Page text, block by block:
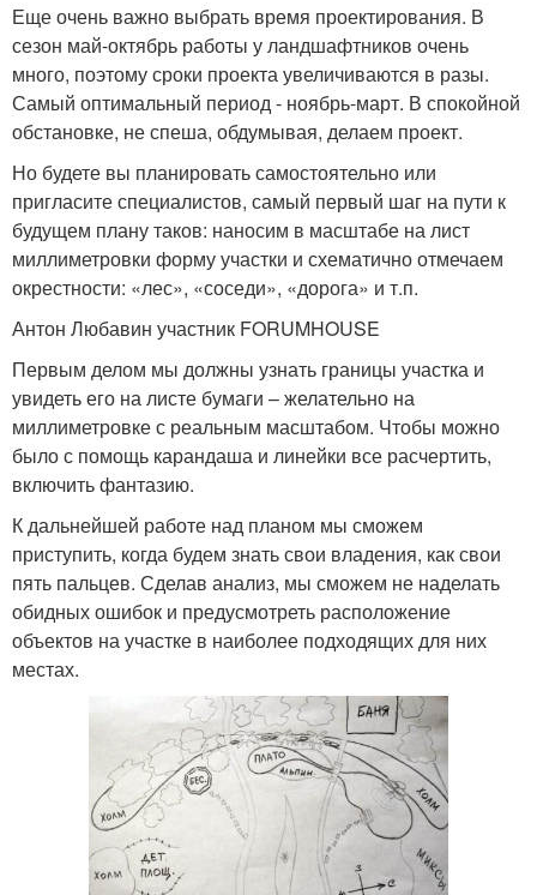
Еще очень важно выбрать время проектирования. В
сезон май-октябрь работы у ландшафтников очень
много, поэтому сроки проекта увеличиваются в разы.
Самый оптимальный период - ноябрь-март. В спокойной
обстановке, не спеша, обдумывая, делаем проект.
Но будете вы планировать самостоятельно или
пригласите специалистов, самый первый шаг на пути к
будущем плану таков: наносим в масштабе на лист
миллиметровки форму участки и схематично отмечаем
окрестности: «лес», «соседи», «дорога» и т.п.
Антон Любавин участник FORUMHOUSE
Первым делом мы должны узнать границы участка и
увидеть его на листе бумаги – желательно на
миллиметровке с реальным масштабом. Чтобы можно
было с помощь карандаша и линейки все расчертить,
включить фантазию.
К дальнейшей работе над планом мы сможем
приступить, когда будем знать свои владения, как свои
пять пальцев. Сделав анализ, мы сможем не наделать
обидных ошибок и предусмотреть расположение
объектов на участке в наиболее подходящих для них
местах.